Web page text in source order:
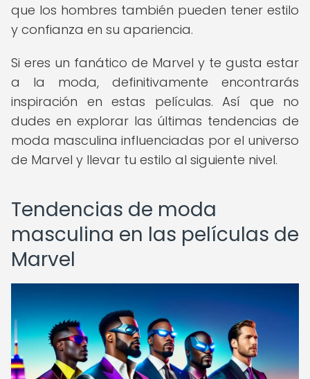
que los hombres también pueden tener estilo
y confianza en su apariencia.
Si eres un fanático de Marvel y te gusta estar
a la moda, definitivamente encontrarás
inspiración en estas películas. Así que no
dudes en explorar las últimas tendencias de
moda masculina influenciadas por el universo
de Marvel y llevar tu estilo al siguiente nivel.
Tendencias de moda
masculina en las películas de
Marvel